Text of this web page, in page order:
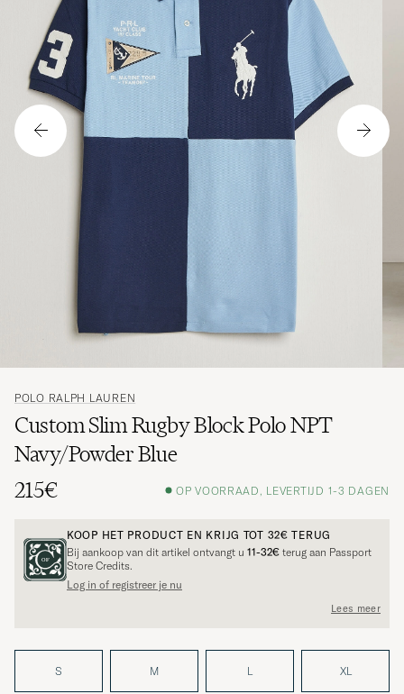
POLO RALPH LAUREN
Custom Slim Rugby Block Polo NPT
Navy/Powder Blue
215€
OP VOORRAAD, LEVERTIJD 1-3 DAGEN
KOOP HET PRODUCT EN KRIJG TOT 32€ TERUG
Bij aankoop van dit artikel ontvangt u 11-32€ terug aan Passport
Store Credits.
Log in of registreer je nu
Lees meer
S M L XL